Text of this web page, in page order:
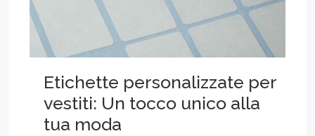
Etichette personalizzate per
vestiti: Un tocco unico alla
tua moda